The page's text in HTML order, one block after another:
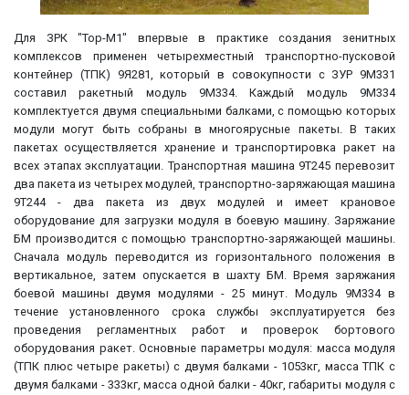
Для ЗРК "Тор-М1" впервые в практике создания зенитных
комплексов применен четырехместный транспортно-пусковой
контейнер (ТПК) 9Я281, который в совокупности с ЗУР 9M331
составил ракетный модуль 9М334. Каждый модуль 9М334
комплектуется двумя специальными балками, с помощью которых
модули могут быть собраны в многоярусные пакеты. В таких
пакетах осуществляется хранение и транспортировка ракет на
всех этапах эксплуатации. Транспортная машина 9Т245 перевозит
два пакета из четырех модулей, транспортно-заряжающая машина
9Т244 - два пакета из двух модулей и имеет крановое
оборудование для загрузки модуля в боевую машину. Заряжание
БМ производится с помощью транспортно-заряжающей машины.
Сначала модуль переводится из горизонтального положения в
вертикальное, затем опускается в шахту БМ. Время заряжания
боевой машины двумя модулями - 25 минут. Модуль 9М334 в
течение установленного срока службы эксплуатируется без
проведения регламентных работ и проверок бортового
оборудования ракет. Основные параметры модуля: масса модуля
(ТПК плюс четыре ракеты) с двумя балками - 1053кг, масса ТПК с
двумя балками - 333кг, масса одной балки - 40кг, габариты модуля с